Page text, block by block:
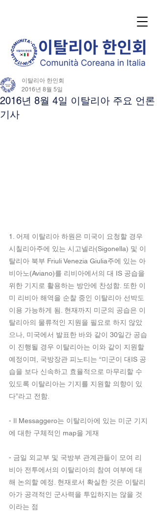
2016년 8월 4일 이탈리아 주요 언론
기사
이탈리아 한인회
2016년 8월 5일
1. 어제 이탈리아 하원은 미국이 요청할 경우
시칠리아주에 있는 시고넬라(Sigonella) 및 이
탈리아 북부 Friuli Venezia Giulia주에 있는 아
비아노(Aviano)를 리비아에서의 대 IS 공습을
위한 기지로 활용하는 방안에 찬성함. 또한 이
미 리비아 해역을 순찰 중인 이탈리아 선박도
이용 가능하게 됨. 현재까지 미군의 공습은 이
탈리아의 물류적인 지원을 필요로 하지 않았
으나, 미국에서 발표한 바와 같이 30일간 공습
이 진행될 경우 이탈리아는 이와 같이 지원할
예정이며, 국방장관 피노티는 “미군이 대IS 공
습을 보다 신속하고 효율적으로 마무리할 수
있도록 이탈리아는 기지를 지원할 의향이 있
다”라고 전함.
- Il Messaggero는 이탈리아에 있는 미군 기지
에 대한 구체적인 map을 게재
- 금일 외교부 및 국방부 관계관들이 모여 리
비아 전투에서의 이탈리아의 참여 여부에 대
해 논의할 예정. 현재로서 확실한 것은 이탈리
아가 공격적인 군사력을 투입하지는 않을 것
이라는 점